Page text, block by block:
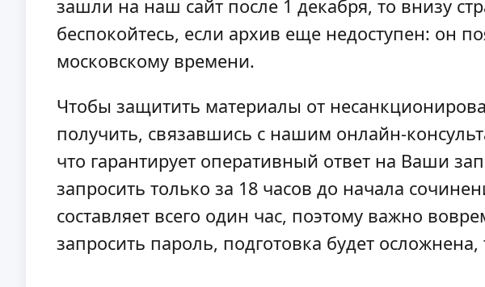
зашли на наш сайт после 1 декабря, то внизу
беспокойтесь, если архив еще недоступен: он
московскому времени.
Чтобы защитить материалы от
получить, связавшись с нашим онлайн-
что гарантирует оперативный ответ на Ваши
запросить только за 18 часов до начала
составляет всего один час, поэтому важно
запросить пароль, подготовка будет